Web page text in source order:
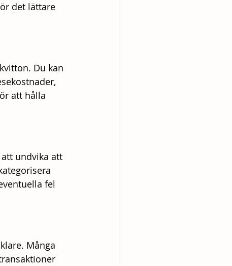
det lättare
Du kan
att hålla
undvika att
fel
Många